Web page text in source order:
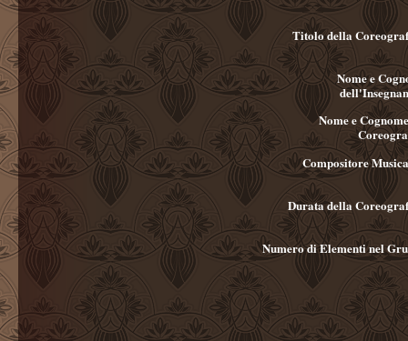
Titolo della
Nome e
Nome e
Compositore
Durata della
Numero di Elementi nel